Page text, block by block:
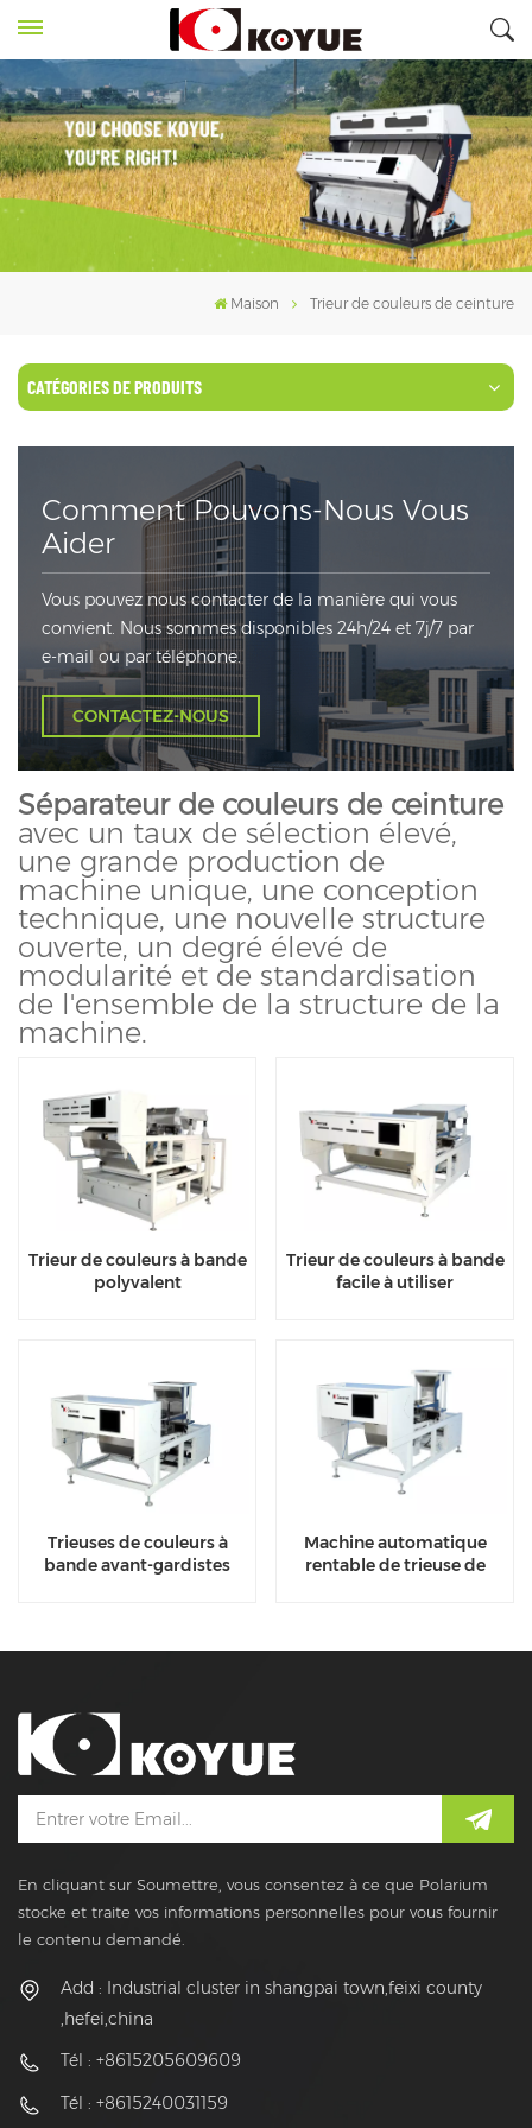
Maison Trieur de couleurs de ceinture
CATÉGORIES DE PRODUITS
Comment Pouvons-Nous Vous
Aider
Vous pouvez nous contacter de la manière qui vous
convient. Nous sommes disponibles 24h/24 et 7j/7 par
e-mail ou par téléphone.
CONTACTEZ-NOUS
Séparateur de couleurs de ceinture
avec un taux de sélection élevé,
une grande production de
machine unique, une conception
technique, une nouvelle structure
ouverte, un degré élevé de
modularité et de standardisation
de l'ensemble de la structure de la
machine.
Trieur de couleurs à bande
polyvalent
Trieur de couleurs à bande
facile à utiliser
Trieuses de couleurs à
bande avant-gardistes
Machine automatique
rentable de trieuse de
En cliquant sur Soumettre, vous consentez à ce que Polarium
stocke et traite vos informations personnelles pour vous fournir
le contenu demandé.
Add : Industrial cluster in shangpai town,feixi county
,hefei,china
Tél : +8615205609609
Tél : +8615240031159